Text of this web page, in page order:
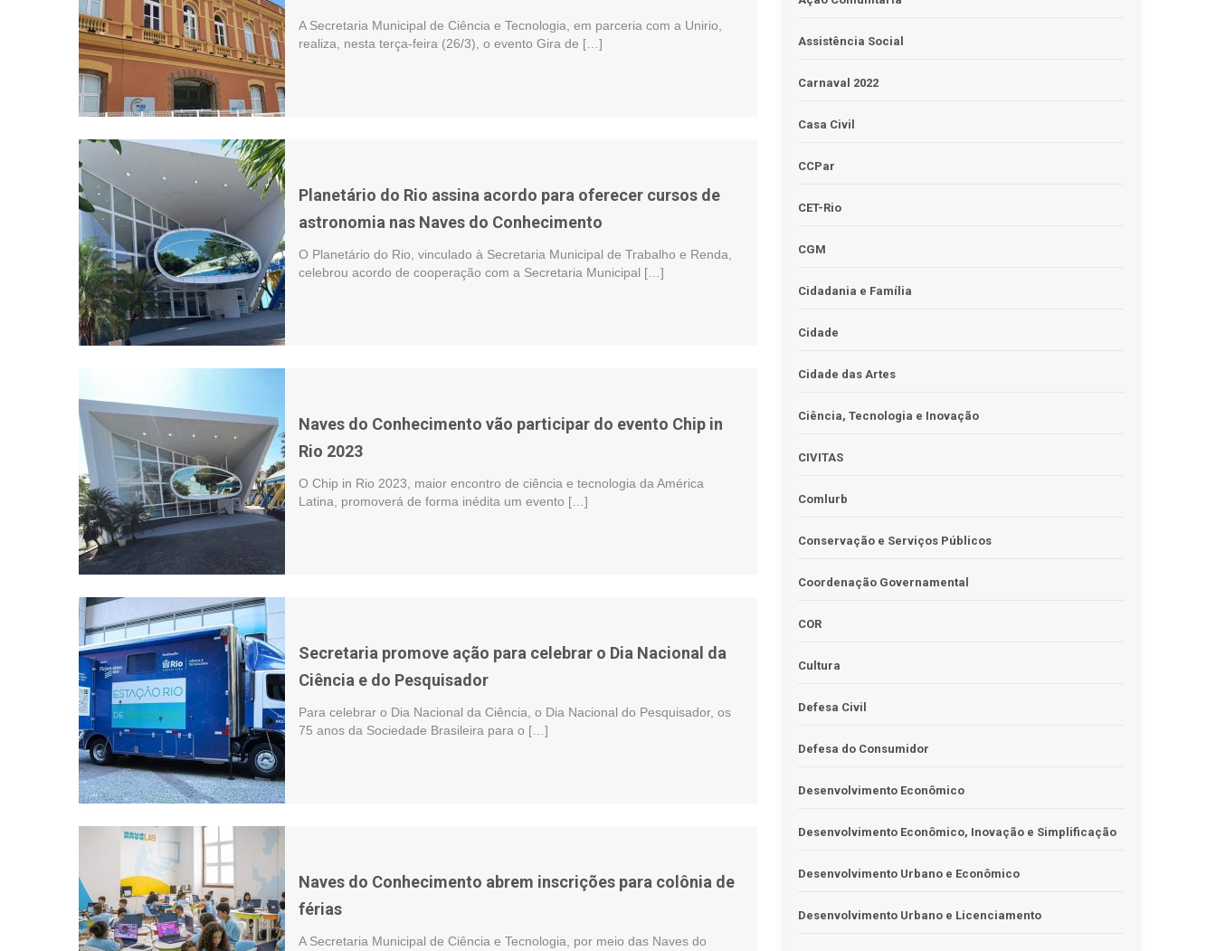
A Secretaria Municipal de Ciência e Tecnologia, em parceria com a Unirio,
realiza, nesta terça-feira (26/3), o evento Gira de […]
Planetário do Rio assina acordo para oferecer cursos de
astronomia nas Naves do Conhecimento
O Planetário do Rio, vinculado à Secretaria Municipal de Trabalho e Renda,
celebrou acordo de cooperação com a Secretaria Municipal […]
Naves do Conhecimento vão participar do evento Chip in
Rio 2023
O Chip in Rio 2023, maior encontro de ciência e tecnologia da América
Latina, promoverá de forma inédita um evento […]
Secretaria promove ação para celebrar o Dia Nacional da
Ciência e do Pesquisador
Para celebrar o Dia Nacional da Ciência, o Dia Nacional do Pesquisador, os
75 anos da Sociedade Brasileira para o […]
Naves do Conhecimento abrem inscrições para colônia de
férias
A Secretaria Municipal de Ciência e Tecnologia, por meio das Naves do
Assistência Social
Carnaval 2022
Casa Civil
CCPar
CET-Rio
CGM
Cidadania e Família
Cidade
Cidade das Artes
Ciência, Tecnologia e Inovação
CIVITAS
Comlurb
Conservação e Serviços Públicos
Coordenação Governamental
COR
Cultura
Defesa Civil
Defesa do Consumidor
Desenvolvimento Econômico
Desenvolvimento Econômico, Inovação e Simplificação
Desenvolvimento Urbano e Econômico
Desenvolvimento Urbano e Licenciamento